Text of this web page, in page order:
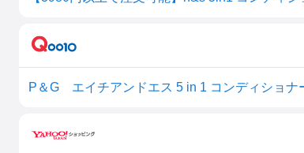
P＆G エイチアンドエス 5 in 1 コンディショナ